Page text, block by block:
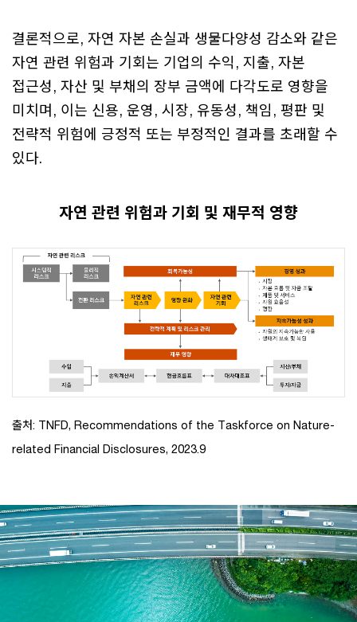
결론적으로, 자연 자본 손실과 생물다양성 감소와 같은
자연 관련 위험과 기회는 기업의 수익, 지출, 자본
접근성, 자산 및 부채의 장부 금액에 다각도로 영향을
미치며, 이는 신용, 운영, 시장, 유동성, 책임, 평판 및
전략적 위험에 긍정적 또는 부정적인 결과를 초래할 수
있다.
자연 관련 위험과 기회 및 재무적 영향
출처: TNFD, Recommendations of the Taskforce on Nature-
related Financial Disclosures, 2023.9